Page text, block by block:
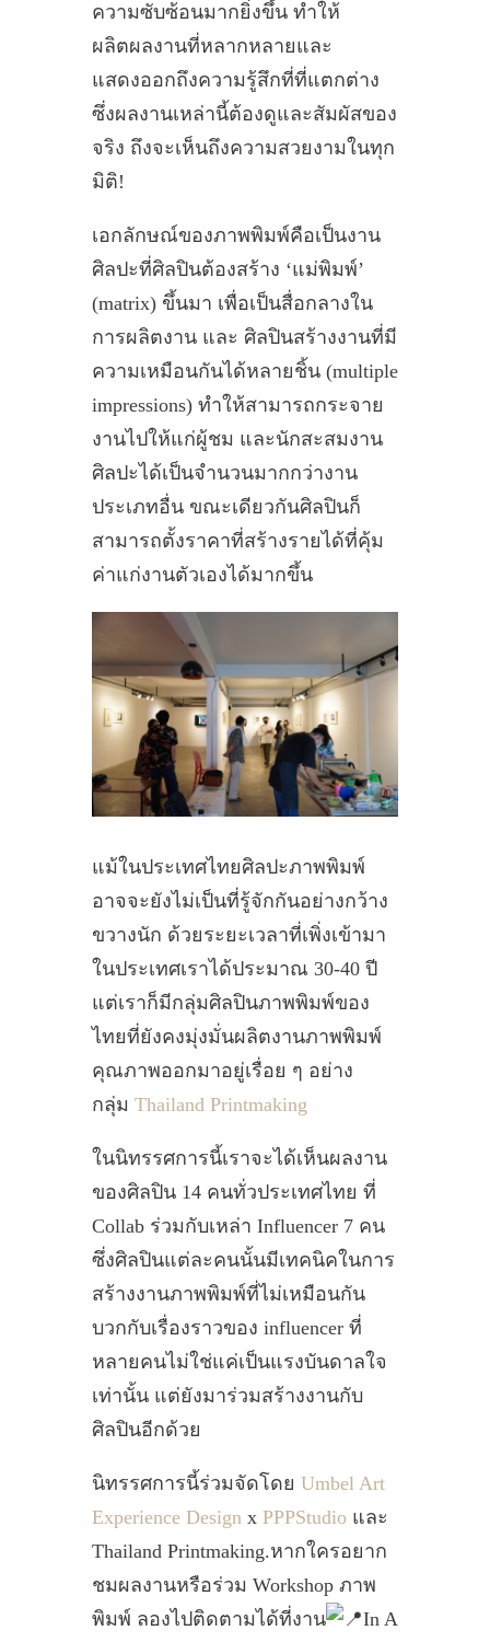
ความซับซ้อนมากยิ่งขึ้น ทำให้
ผลิตผลงานที่หลากหลายและ
แสดงออกถึงความรู้สึกที่ที่แตกต่าง
ซึ่งผลงานเหล่านี้ต้องดูและสัมผัสของ
จริง ถึงจะเห็นถึงความสวยงามในทุก
มิติ!
เอกลักษณ์ของภาพพิมพ์คือเป็นงาน
ศิลปะที่ศิลปินต้องสร้าง ‘แม่พิมพ์’
(matrix) ขึ้นมา เพื่อเป็นสื่อกลางใน
การผลิตงาน และ ศิลปินสร้างงานที่มี
ความเหมือนกันได้หลายชิ้น (multiple
impressions) ทำให้สามารถกระจาย
งานไปให้แก่ผู้ชม และนักสะสมงาน
ศิลปะได้เป็นจำนวนมากกว่างาน
ประเภทอื่น ขณะเดียวกันศิลปินก็
สามารถตั้งราคาที่สร้างรายได้ที่คุ้ม
ค่าแก่งานตัวเองได้มากขึ้น
แม้ในประเทศไทยศิลปะภาพพิมพ์
อาจจะยังไม่เป็นที่รู้จักกันอย่างกว้าง
ขวางนัก ด้วยระยะเวลาที่เพิ่งเข้ามา
ในประเทศเราได้ประมาณ 30-40 ปี
แต่เราก็มีกลุ่มศิลปินภาพพิมพ์ของ
ไทยที่ยังคงมุ่งมั่นผลิตงานภาพพิมพ์
คุณภาพออกมาอยู่เรื่อย ๆ อย่าง
กลุ่ม Thailand Printmaking
ในนิทรรศการนี้เราจะได้เห็นผลงาน
ของศิลปิน 14 คนทั่วประเทศไทย ที่
Collab ร่วมกับเหล่า Influencer 7 คน
ซึ่งศิลปินแต่ละคนนั้นมีเทคนิคในการ
สร้างงานภาพพิมพ์ที่ไม่เหมือนกัน
บวกกับเรื่องราวของ influencer ที่
หลายคนไม่ใช่แค่เป็นแรงบันดาลใจ
เท่านั้น แต่ยังมาร่วมสร้างงานกับ
ศิลปินอีกด้วย
นิทรรศการนี้ร่วมจัดโดย Umbel Art
Experience Design x PPPStudio และ
Thailand Printmaking.หากใครอยาก
ชมผลงานหรือร่วม Workshop ภาพ
พิมพ์ ลองไปติดตามได้ที่งาน
In A